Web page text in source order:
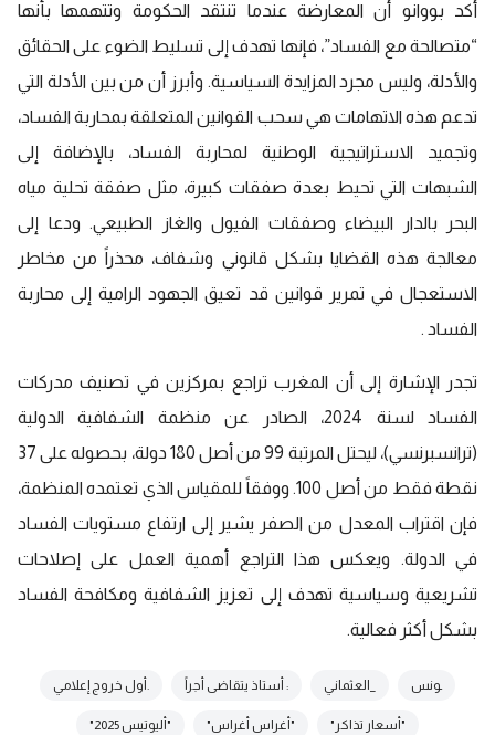
أكد بووانو أن المعارضة عندما تنتقد الحكومة وتتهمها بأنها
“متصالحة مع الفساد”، فإنها تهدف إلى تسليط الضوء على الحقائق
والأدلة، وليس مجرد المزايدة السياسية. وأبرز أن من بين الأدلة التي
تدعم هذه الاتهامات هي سحب القوانين المتعلقة بمحاربة الفساد،
وتجميد الاستراتيجية الوطنية لمحاربة الفساد، بالإضافة إلى
الشبهات التي تحيط بعدة صفقات كبيرة، مثل صفقة تحلية مياه
البحر بالدار البيضاء وصفقات الفيول والغاز الطبيعي. ودعا إلى
معالجة هذه القضايا بشكل قانوني وشفاف، محذراً من مخاطر
الاستعجال في تمرير قوانين قد تعيق الجهود الرامية إلى محاربة
الفساد .
تجدر الإشارة إلى أن المغرب تراجع بمركزين في تصنيف مدركات
الفساد لسنة 2024، الصادر عن منظمة الشفافية الدولية
(ترانسبرنسي)، ليحتل المرتبة 99 من أصل 180 دولة، بحصوله على 37
نقطة فقط من أصل 100. ووفقاً للمقياس الذي تعتمده المنظمة،
فإن اقتراب المعدل من الصفر يشير إلى ارتفاع مستويات الفساد
في الدولة. ويعكس هذا التراجع أهمية العمل على إصلاحات
تشريعية وسياسية تهدف إلى تعزيز الشفافية ومكافحة الفساد
بشكل أكثر فعالية.
ـونس _العثماني : أستاذ يتقاضى أجراً .أول خروج إعلامي
"أسعار تذاكر" "أغراس أغراس" "أليوتيس 2025"